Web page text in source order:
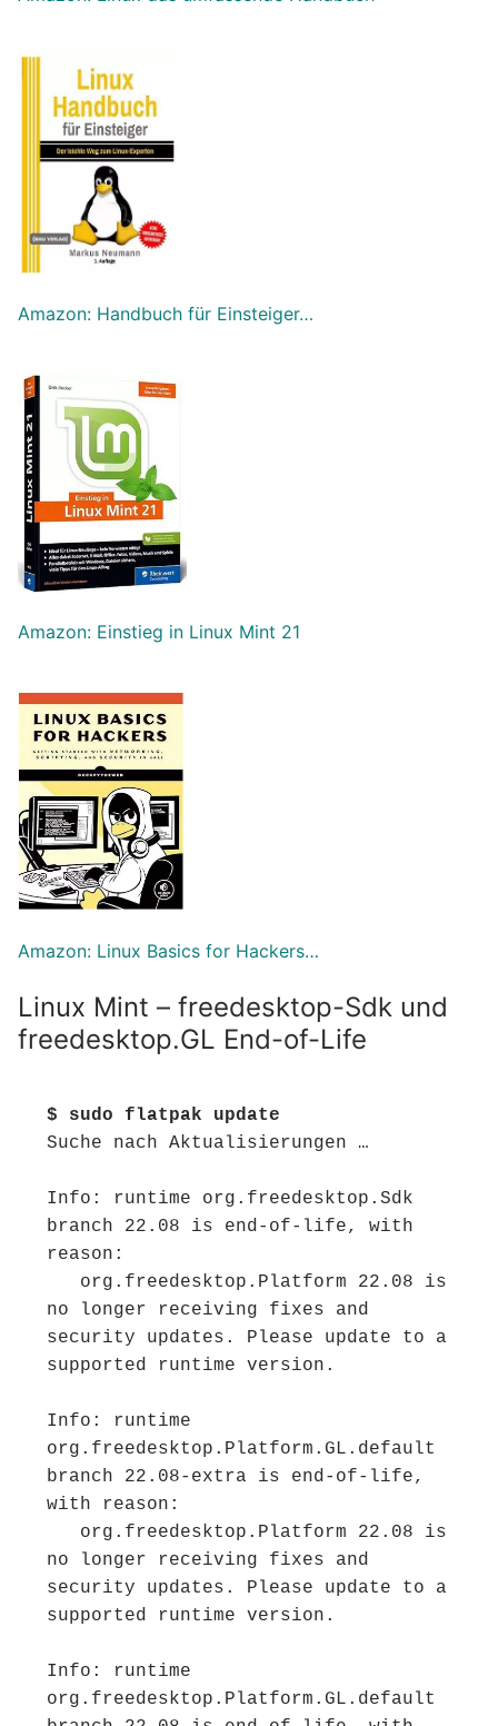
Amazon: Handbuch für Einsteiger…
Amazon: Einstieg in Linux Mint 21
Amazon: Linux Basics for Hackers…
Linux Mint – freedesktop-Sdk und
freedesktop.GL End-of-Life
$ sudo flatpak update
Suche nach Aktualisierungen …
Info: runtime org.freedesktop.Sdk
branch 22.08 is end-of-life, with
reason:
no longer receiving fixes and
security updates. Please update to a
supported runtime version.
Info: runtime
org.freedesktop.Platform.GL.default
branch 22.08-extra is end-of-life,
with reason:
no longer receiving fixes and
security updates. Please update to a
supported runtime version.
Info: runtime
org.freedesktop.Platform.GL.default